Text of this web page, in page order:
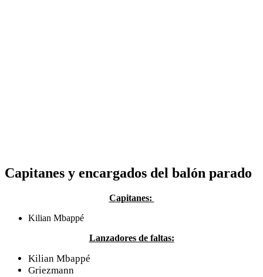
Capitanes y encargados del balón parado
Capitanes:
Kilian Mbappé
Lanzadores de faltas:
Kilian Mbappé
Griezmann